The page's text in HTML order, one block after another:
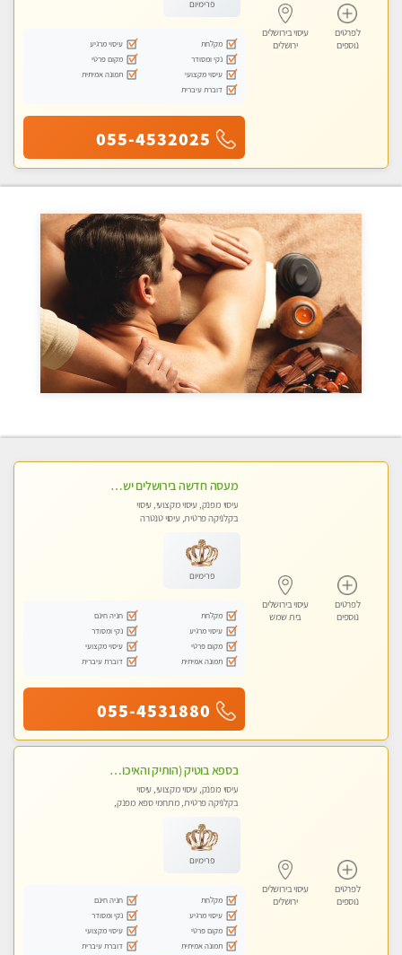
לפרטים
נוספים
עיסוי בירושלים
ירושלים
פרימיום
מקלחת
עיסוי מרגיע
נקי ומסודר
מקום פרטי
עיסוי מקצועי
תמונה אמיתית
דוברת עיברית
055-4532025
לפרטים
נוספים
עיסוי בירושלים
בית שמש
מעסה חדשה בירושלים ישראלית צעירה ואיכותית לעיסוי מרגיע ומפנק VIP-מומלץ לחלוטין! פרטי! ​​​​​​ Highly recommended
עיסוי מפנק, עיסוי מקצועי, עיסוי
בקלניקה פרטית, עיסוי טנטרה
פרימיום
מקלחת
חניה חינם
עיסוי מרגיע
נקי ומסודר
מקום פרטי
עיסוי מקצועי
תמונה אמיתית
דוברת עיברית
055-4531880
לפרטים
נוספים
עיסוי בירושלים
ירושלים
בספא בוטיק (הותיק והאיכותי בירושלים) מבחר טיפולים מפנקים עם שמנים חמים לגוף ולנפש
עיסוי מפנק, עיסוי מקצועי, עיסוי
בקלניקה פרטית, מתחמי ספא מפנק,
פרימיום
מקלחת
חניה חינם
עיסוי מרגיע
נקי ומסודר
מקום פרטי
עיסוי מקצועי
תמונה אמיתית
דוברת עיברית